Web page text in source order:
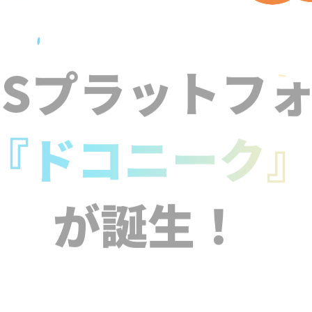
プラットフ
ドコニーク』
が誕生！